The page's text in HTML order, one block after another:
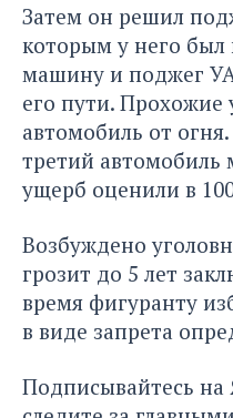
Затем он решил
которым у него
машину и поджег
его пути. Прохожие
автомобиль от
третий
ущерб оценили в
Возбуждено
грозит до 5 лет
время фигуранту
в виде запрета
Подписывайтесь на